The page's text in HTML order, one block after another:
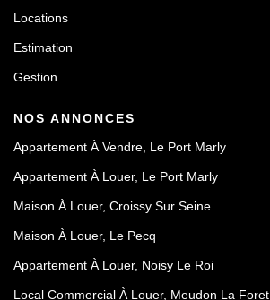
Locations
Estimation
Gestion
NOS ANNONCES
Appartement À Vendre, Le Port Marly
Appartement À Louer, Le Port Marly
Maison À Louer, Croissy Sur Seine
Maison À Louer, Le Pecq
Appartement À Louer, Noisy Le Roi
Local Commercial À Louer, Meudon La Foret